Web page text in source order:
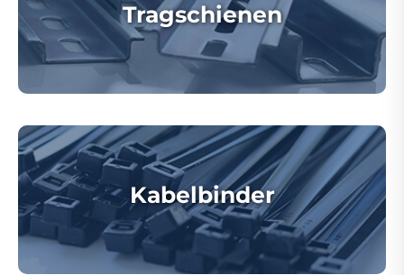
Tragschienen
Kabelbinder